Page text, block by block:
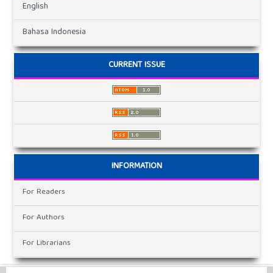
English
Bahasa Indonesia
CURRENT ISSUE
INFORMATION
For Readers
For Authors
For Librarians